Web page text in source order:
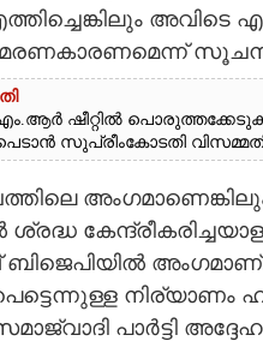
അവിടെ
ഷീറ്റിൽ
സുപ്രീംകോടതി
പാർട്ടി